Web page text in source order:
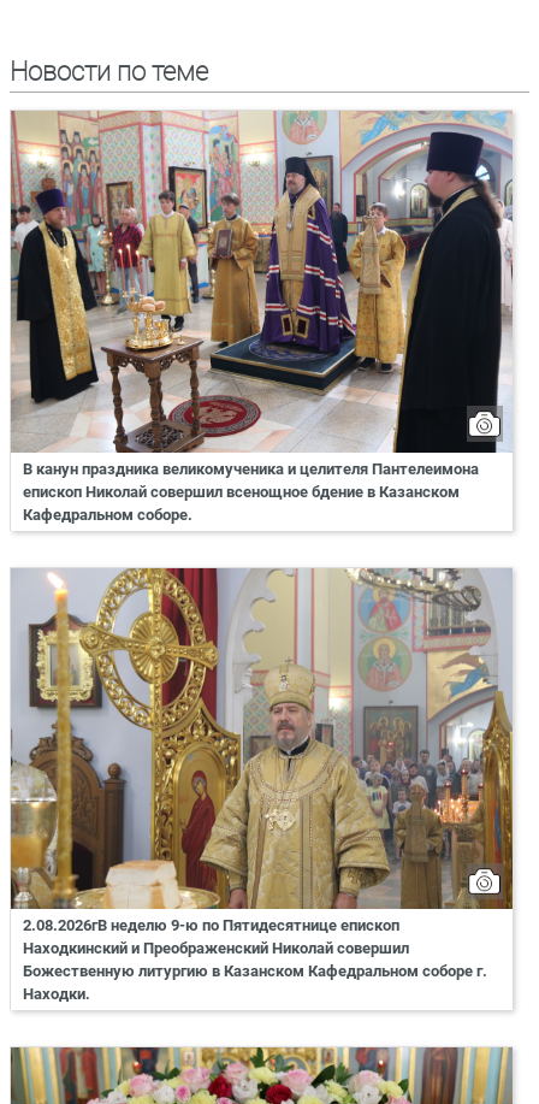
Новости по теме
В канун праздника великомученика и целителя Пантелеимона
епископ Николай совершил всенощное бдение в Казанском
Кафедральном соборе.
2.08.2026гВ неделю 9-ю по Пятидесятнице епископ
Находкинский и Преображенский Николай совершил
Божественную литургию в Казанском Кафедральном соборе г.
Находки.